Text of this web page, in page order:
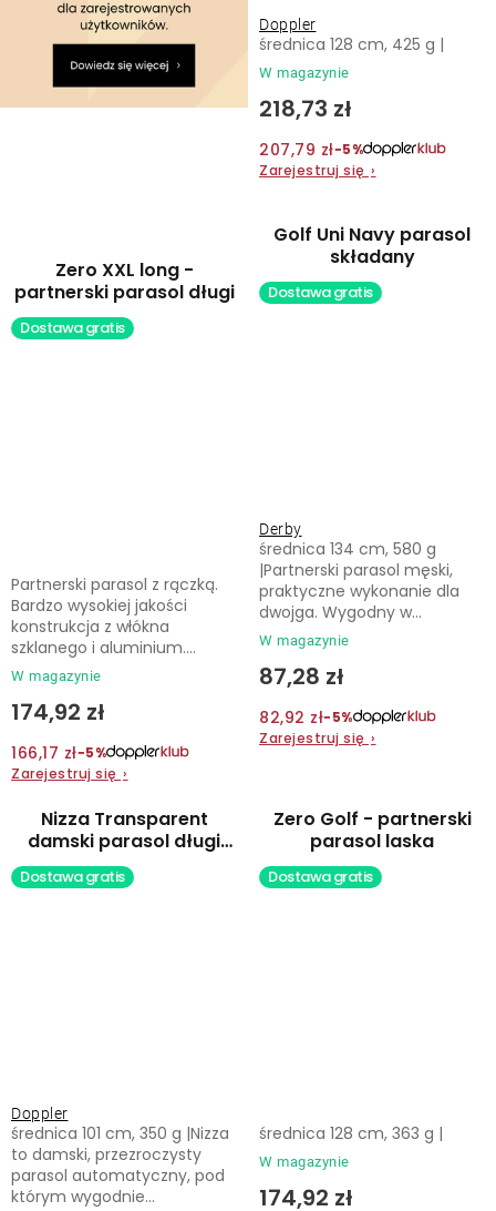
Doppler
W magazynie
218,73 zł
207,79 zł−5%
Zarejestruj się ›
średnica 128 cm, 425 g |
Zero XXL long -
partnerski parasol długi
Dostawa gratis
W magazynie
174,92 zł
166,17 zł−5%
Zarejestruj się ›
Partnerski parasol z rączką.
Bardzo wysokiej jakości
konstrukcja z włókna
szklanego i aluminium....
Golf Uni Navy parasol
składany
Dostawa gratis
Derby
W magazynie
87,28 zł
82,92 zł−5%
Zarejestruj się ›
średnica 134 cm, 580 g
|Partnerski parasol męski,
praktyczne wykonanie dla
dwojga. Wygodny w...
Nizza Transparent
damski parasol długi
automatyczny
Dostawa gratis
Doppler
średnica 101 cm, 350 g |Nizza
to damski, przezroczysty
parasol automatyczny, pod
którym wygodnie...
Zero Golf - partnerski
parasol laska
Dostawa gratis
W magazynie
174,92 zł
średnica 128 cm, 363 g |